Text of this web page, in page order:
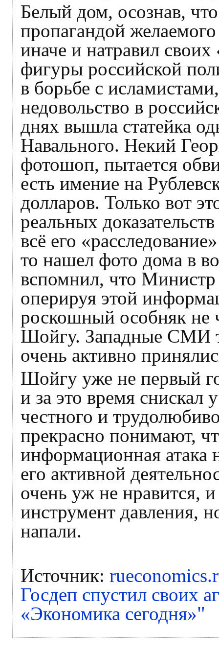
Белый дом, осознав,
пропагандой
иначе и натравил
фигуры российской
в борьбе с
недовольство в
днях вышла статейка
Навального. Некий
фотошоп, пытается
есть имение на
долларов. Только вот
реальных
всё его
то нашел фото дома в
вспомнил, что
оперируя этой
роскошный особняк не
Шойгу. Западные СМИ
очень активно
Шойгу уже не первый
и за это время снискал
честного и
прекрасно понимают,
информационная атака
его активной
очень уж не нравится, и
инструмент давления,
напали.
Источник:
Госдеп спустил своих
«Экономика сегодня»"